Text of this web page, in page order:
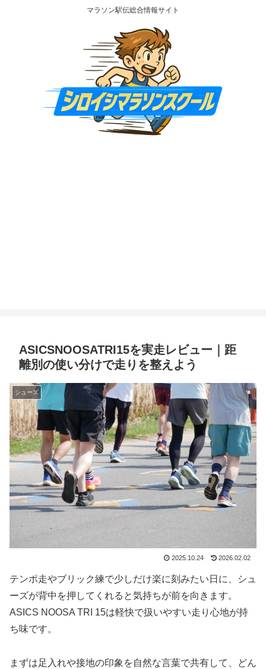
マラソン駅伝総合情報サイト
ASICSNOOSATRI15を実走レビュー｜距
離別の使い分けで走りを整えよう
シューズ
2025.10.24 2026.02.02
テンポ走やブリック練で少しだけ楽に刻みたい日に、シュ
ーズが背中を押してくれると気持ちが前を向きます。
ASICS NOOSA TRI 15は軽快で扱いやすい走り心地が持
ち味です。
まずは足入れや接地の印象を自然な言葉で共有して、どん